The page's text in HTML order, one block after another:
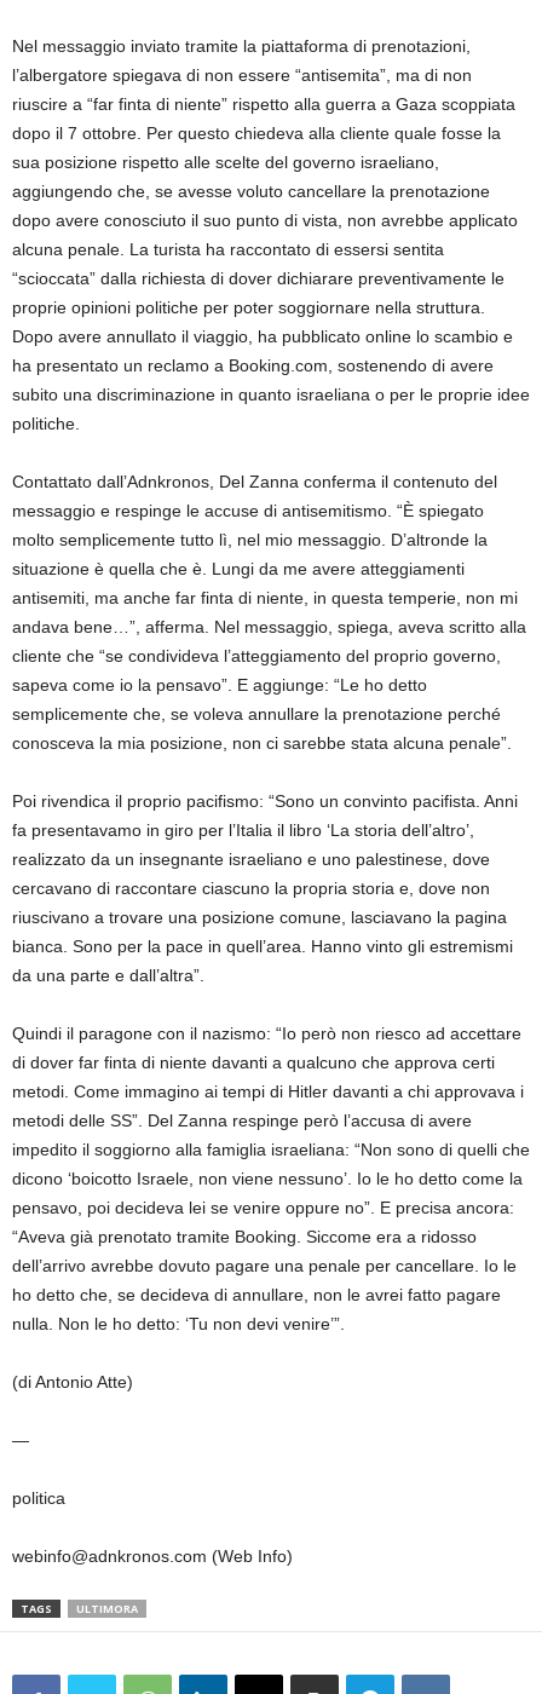
Nel messaggio inviato tramite la piattaforma di prenotazioni,
l’albergatore spiegava di non essere “antisemita”, ma di non
riuscire a “far finta di niente” rispetto alla guerra a Gaza scoppiata
dopo il 7 ottobre. Per questo chiedeva alla cliente quale fosse la
sua posizione rispetto alle scelte del governo israeliano,
aggiungendo che, se avesse voluto cancellare la prenotazione
dopo avere conosciuto il suo punto di vista, non avrebbe applicato
alcuna penale. La turista ha raccontato di essersi sentita
“scioccata” dalla richiesta di dover dichiarare preventivamente le
proprie opinioni politiche per poter soggiornare nella struttura.
Dopo avere annullato il viaggio, ha pubblicato online lo scambio e
ha presentato un reclamo a Booking.com, sostenendo di avere
subito una discriminazione in quanto israeliana o per le proprie idee
politiche.
Contattato dall’Adnkronos, Del Zanna conferma il contenuto del
messaggio e respinge le accuse di antisemitismo. “È spiegato
molto semplicemente tutto lì, nel mio messaggio. D’altronde la
situazione è quella che è. Lungi da me avere atteggiamenti
antisemiti, ma anche far finta di niente, in questa temperie, non mi
andava bene…”, afferma. Nel messaggio, spiega, aveva scritto alla
cliente che “se condivideva l’atteggiamento del proprio governo,
sapeva come io la pensavo”. E aggiunge: “Le ho detto
semplicemente che, se voleva annullare la prenotazione perché
conosceva la mia posizione, non ci sarebbe stata alcuna penale”.
Poi rivendica il proprio pacifismo: “Sono un convinto pacifista. Anni
fa presentavamo in giro per l’Italia il libro ‘La storia dell’altro’,
realizzato da un insegnante israeliano e uno palestinese, dove
cercavano di raccontare ciascuno la propria storia e, dove non
riuscivano a trovare una posizione comune, lasciavano la pagina
bianca. Sono per la pace in quell’area. Hanno vinto gli estremismi
da una parte e dall’altra”.
Quindi il paragone con il nazismo: “Io però non riesco ad accettare
di dover far finta di niente davanti a qualcuno che approva certi
metodi. Come immagino ai tempi di Hitler davanti a chi approvava i
metodi delle SS”. Del Zanna respinge però l’accusa di avere
impedito il soggiorno alla famiglia israeliana: “Non sono di quelli che
dicono ‘boicotto Israele, non viene nessuno’. Io le ho detto come la
pensavo, poi decideva lei se venire oppure no”. E precisa ancora:
“Aveva già prenotato tramite Booking. Siccome era a ridosso
dell’arrivo avrebbe dovuto pagare una penale per cancellare. Io le
ho detto che, se decideva di annullare, non le avrei fatto pagare
nulla. Non le ho detto: ‘Tu non devi venire’”.
(di Antonio Atte)
—
politica
webinfo@adnkronos.com (Web Info)
TAGS ULTIMORA